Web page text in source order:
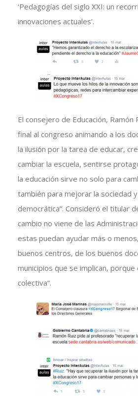
‘Pedagogías del siglo XXI: un
innovaciones actuales’.
El consejero de Educación, Ramón
final al congreso animando a los
la ilusión por la tarea de educar,
cambiar la escuela, sentirse
la educación sirve no solo para
también para mejorar la sociedad
democrática”. Consideró el titular
cambio no viene de las
estas puedan ayudar más o
buenos centros, de los buenos
municipios que se implican, porque
colectiva”.